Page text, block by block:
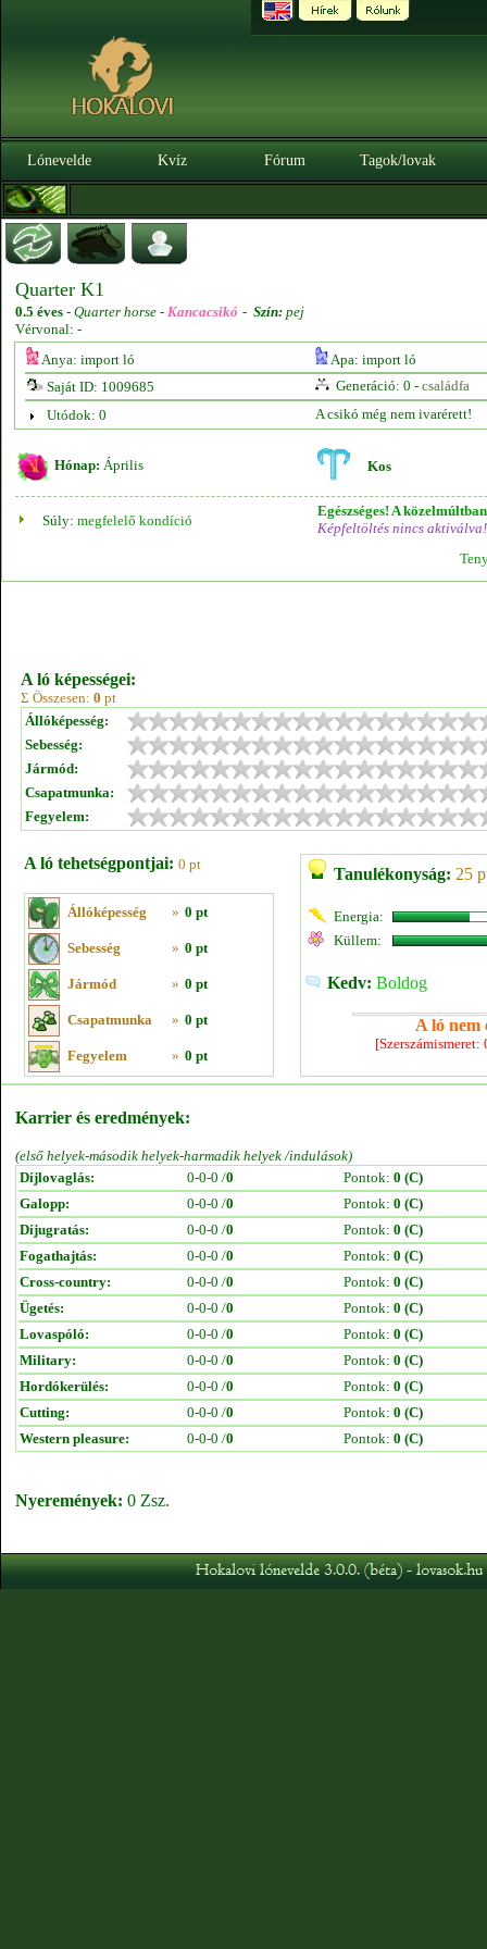
Lónevelde Kvíz Fórum Tagok/lovak
Quarter K1
0.5 éves - Quarter horse - Kancacsikó - Szín: pej
Vérvonal: -
Anya: import ló
Apa: import ló
Saját ID: 1009685
Generáció: 0 - családfa
Utódok: 0
A csikó még nem ivarérett!
Hónap: Április Kos
Súly: megfelelő kondíció
Egészséges! A
Képfeltöltés nincs aktiválva!
A ló képességei:
Σ Összesen: 0 pt
Állóképesség:
Sebesség:
Jármód:
Csapatmunka:
Fegyelem:
A ló tehetségpontjai: 0 pt
Állóképesség » 0 pt
Sebesség » 0 pt
Jármód » 0 pt
Csapatmunka » 0 pt
Fegyelem » 0 pt
Tanulékonyság: 25
Energia:
Küllem:
Kedv: Boldog
A ló nem
Karrier és eredmények:
(első helyek-második helyek-harmadik helyek /indulások)
Díjlovaglás:
0-0-0 /0 Pontok: 0 (C)
Galopp:
0-0-0 /0 Pontok: 0 (C)
Díjugratás:
0-0-0 /0 Pontok: 0 (C)
Fogathajtás:
0-0-0 /0 Pontok: 0 (C)
Cross-country:
0-0-0 /0 Pontok: 0 (C)
Ügetés:
0-0-0 /0 Pontok: 0 (C)
Lovaspóló:
0-0-0 /0 Pontok: 0 (C)
Military:
0-0-0 /0 Pontok: 0 (C)
Hordókerülés:
0-0-0 /0 Pontok: 0 (C)
Cutting:
0-0-0 /0 Pontok: 0 (C)
Western pleasure:
0-0-0 /0 Pontok: 0 (C)
Nyeremények: 0 Zsz.